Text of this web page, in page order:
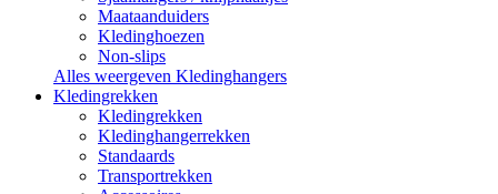
Maataanduiders
Kledinghoezen
Non-slips
Alles weergeven Kledinghangers
Kledingrekken
Kledingrekken
Kledinghangerrekken
Standaards
Transportrekken